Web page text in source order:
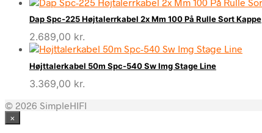
Dap Spc-225 Højtalerrkabel 2x Mm 100 På Rulle Sort Kappe
2.689,00 kr.
Højttalerkabel 50m Spc-540 Sw Img Stage Line
3.369,00 kr.
© 2026 SimpleHIFI
×